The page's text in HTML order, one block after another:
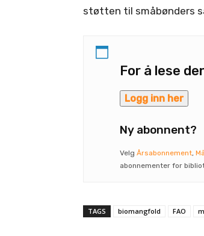
støtten til småbønders
For å lese
Logg inn her
Ny abonnent?
Velg Årsabonnement,
abonnementer for
TAGS biomangfold FAO